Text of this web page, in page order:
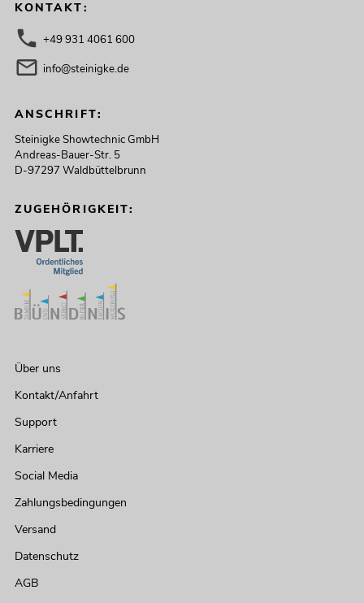
KONTAKT:
+49 931 4061 600
info@steinigke.de
ANSCHRIFT:
Steinigke Showtechnic GmbH
Andreas-Bauer-Str. 5
D-97297 Waldbüttelbrunn
ZUGEHÖRIGKEIT:
Über uns
Kontakt/Anfahrt
Support
Karriere
Social Media
Zahlungsbedingungen
Versand
Datenschutz
AGB